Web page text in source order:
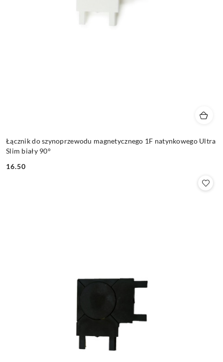
Łącznik do szynoprzewodu magnetycznego 1F natynkowego Ultra
Slim biały 90°
Cena:
16.50